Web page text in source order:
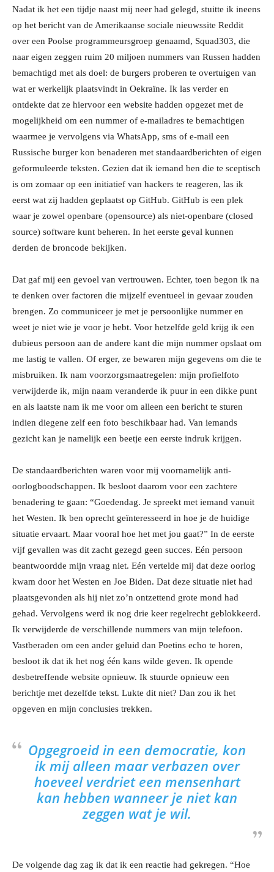
Nadat ik het een tijdje naast mij neer had gelegd, stuitte ik ineens
op het bericht van de Amerikaanse sociale nieuwssite Reddit
over een Poolse programmeursgroep genaamd, Squad303, die
naar eigen zeggen ruim 20 miljoen nummers van Russen hadden
bemachtigd met als doel: de burgers proberen te overtuigen van
wat er werkelijk plaatsvindt in Oekraïne. Ik las verder en
ontdekte dat ze hiervoor een website hadden opgezet met de
mogelijkheid om een nummer of e-mailadres te bemachtigen
waarmee je vervolgens via WhatsApp, sms of e-mail een
Russische burger kon benaderen met standaardberichten of eigen
geformuleerde teksten. Gezien dat ik iemand ben die te sceptisch
is om zomaar op een initiatief van hackers te reageren, las ik
eerst wat zij hadden geplaatst op GitHub. GitHub is een plek
waar je zowel openbare (opensource) als niet-openbare (closed
source) software kunt beheren. In het eerste geval kunnen
derden de broncode bekijken.
Dat gaf mij een gevoel van vertrouwen. Echter, toen begon ik na
te denken over factoren die mijzelf eventueel in gevaar zouden
brengen. Zo communiceer je met je persoonlijke nummer en
weet je niet wie je voor je hebt. Voor hetzelfde geld krijg ik een
dubieus persoon aan de andere kant die mijn nummer opslaat om
me lastig te vallen. Of erger, ze bewaren mijn gegevens om die te
misbruiken. Ik nam voorzorgsmaatregelen: mijn profielfoto
verwijderde ik, mijn naam veranderde ik puur in een dikke punt
en als laatste nam ik me voor om alleen een bericht te sturen
indien diegene zelf een foto beschikbaar had. Van iemands
gezicht kan je namelijk een beetje een eerste indruk krijgen.
De standaardberichten waren voor mij voornamelijk anti-
oorlogboodschappen. Ik besloot daarom voor een zachtere
benadering te gaan: “Goedendag. Je spreekt met iemand vanuit
het Westen. Ik ben oprecht geïnteresseerd in hoe je de huidige
situatie ervaart. Maar vooral hoe het met jou gaat?” In de eerste
vijf gevallen was dit zacht gezegd geen succes. Eén persoon
beantwoordde mijn vraag niet. Eén vertelde mij dat deze oorlog
kwam door het Westen en Joe Biden. Dat deze situatie niet had
plaatsgevonden als hij niet zo’n ontzettend grote mond had
gehad. Vervolgens werd ik nog drie keer regelrecht geblokkeerd.
Ik verwijderde de verschillende nummers van mijn telefoon.
Vastberaden om een ander geluid dan Poetins echo te horen,
besloot ik dat ik het nog één kans wilde geven. Ik opende
desbetreffende website opnieuw. Ik stuurde opnieuw een
berichtje met dezelfde tekst. Lukte dit niet? Dan zou ik het
opgeven en mijn conclusies trekken.
Opgegroeid in een democratie, kon
ik mij alleen maar verbazen over
hoeveel verdriet een mensenhart
kan hebben wanneer je niet kan
zeggen wat je wil.
De volgende dag zag ik dat ik een reactie had gekregen. “Hoe